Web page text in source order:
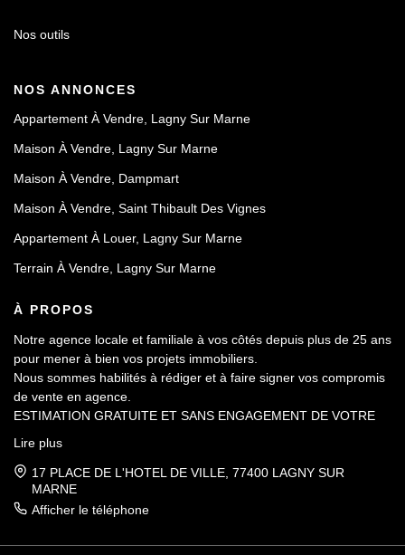
Nos outils
NOS ANNONCES
Appartement À Vendre, Lagny Sur Marne
Maison À Vendre, Lagny Sur Marne
Maison À Vendre, Dampmart
Maison À Vendre, Saint Thibault Des Vignes
Appartement À Louer, Lagny Sur Marne
Terrain À Vendre, Lagny Sur Marne
À PROPOS
Notre agence locale et familiale à vos côtés depuis plus de 25 ans
pour mener à bien vos projets immobiliers.
Nous sommes habilités à rédiger et à faire signer vos compromis
de vente en agence.
ESTIMATION GRATUITE ET SANS ENGAGEMENT DE VOTRE
Lire plus
17 PLACE DE L'HOTEL DE VILLE, 77400 LAGNY SUR
MARNE
Afficher le téléphone